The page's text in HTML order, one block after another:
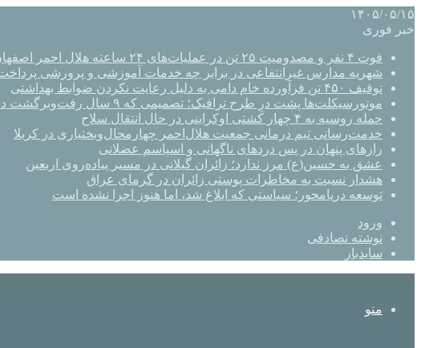
۱۴۰۵/۰۵/۱۵
خبر فوری
فوت ۴ نفر و مصدومیت ۲۵ تن در عملیات‌های ۲۴ ساعته هلال احمر اصفهان
شهریه مدارس غیرانتفاعی در برابر چه خدمات آموزشی و پرورشی
توقیف ۴۵۰ تن فرآورده خام دامی به دلیل رعایت نکردن ضوابط بهداشتی
موتورسیکلت‌ها پشت درِ طرح ترافیک؛ تصمیمی که ۹ سال رفت‌وبرگشت دارد
حمله روسیه به ۴ چهار کشتی اوکراینی در حال انتقال سلاح
خدمت‌رسانی تیم درمانی جمعیت هلال‌احمر چهارمحال‌وبختیاری در کربلا
رازهای پنهان در پس دردهای ناگهانی و اسپاسم عضلانی
عشق به حسین(ع) مرز ندارد؛ زائران گیلانی در مسیر پیاده‌روی اربعین
هشدار نسبت به مخاطرات پوستی زائران در گرمای عراق
توسعه دریامحور؛ سیاستی که ابلاغ شد، اما هنوز اجرا نشده است
ورود
نوشته تصادفی
سایدبار
منو